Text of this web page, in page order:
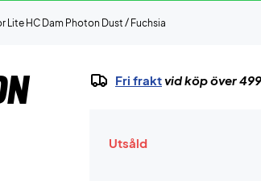
Lite HC Dam Photon Dust / Fuchsia
Fri fraktvid köp över
Utsåld